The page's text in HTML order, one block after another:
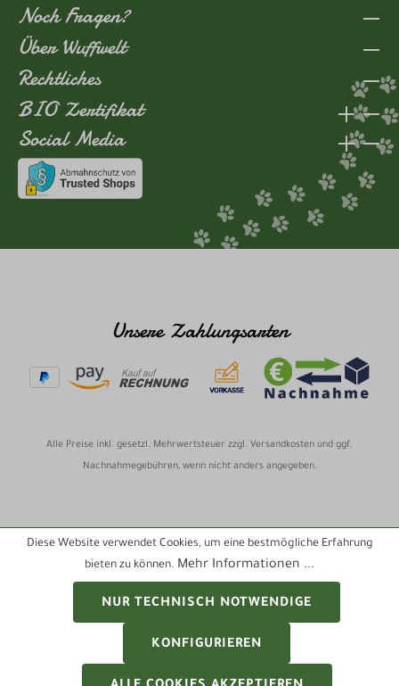
Noch Fragen?
Über Wuffwelt
Rechtliches
BIO Zertifikat
Social Media
Unsere Zahlungsarten
Alle Preise inkl. gesetzl. Mehrwertsteuer zzgl. Versandkosten und ggf.
Nachnahmegebühren, wenn nicht anders angegeben.
Diese Website verwendet Cookies, um eine bestmögliche Erfahrung
bieten zu können. Mehr Informationen ...
NUR TECHNISCH NOTWENDIGE
KONFIGURIEREN